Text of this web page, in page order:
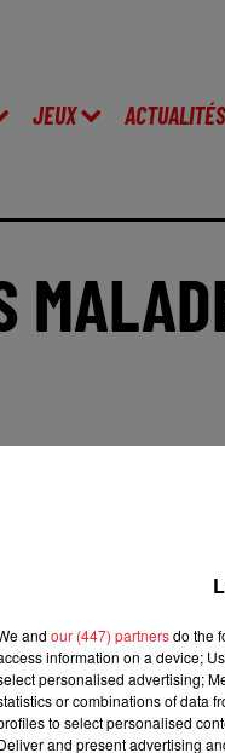
JEUX ACTUALITÉS
du refus du
album,
Laura Smet,
and our (447) partnersdo the
information on a device;
personalised advertising;
or combinations of data
to select personalised
and present advertising